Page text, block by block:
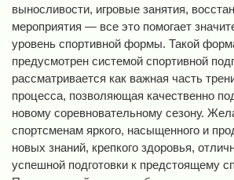
выносливости, игровые занятия,
мероприятия — все это помогает
уровень спортивной формы. Такой
предусмотрен системой спортивной
рассматривается как важная часть
процесса, позволяющая качественно
новому соревновательному сезону.
спортсменам яркого, насыщенного и
новых знаний, крепкого здоровья,
успешной подготовки к предстоящему